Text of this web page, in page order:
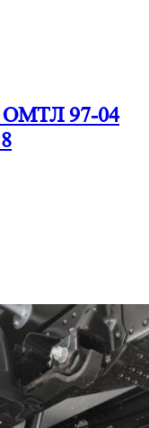
ОМТЛ 97-04